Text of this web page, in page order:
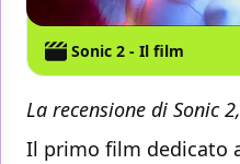
Sonic 2 - Il film
La recensione di Sonic
Il primo film dedicato